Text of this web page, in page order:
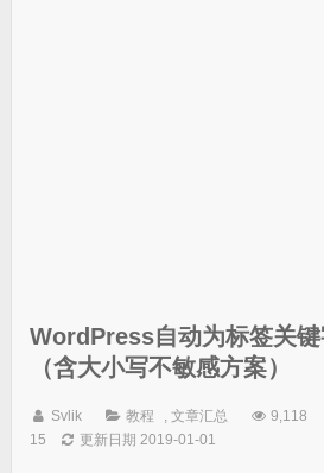
WordPress自动为标签关
（含大小写不敏感方案）
Svlik 教程 , 文章汇总 9,118
15
更新日期 2019-01-01